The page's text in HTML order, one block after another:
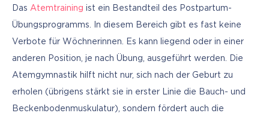
Das Atemtraining ist ein Bestandteil des Postpartum-
Übungsprogramms. In diesem Bereich gibt es fast keine
Verbote für Wöchnerinnen. Es kann liegend oder in einer
anderen Position, je nach Übung, ausgeführt werden. Die
Atemgymnastik hilft nicht nur, sich nach der Geburt zu
erholen (übrigens stärkt sie in erster Linie die Bauch- und
Beckenbodenmuskulatur), sondern fördert auch die